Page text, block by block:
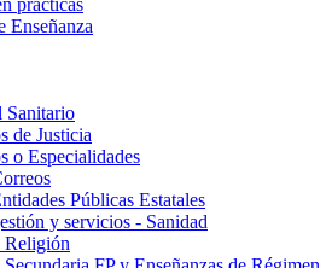
Enseñanza
Sanitario
de Justicia
o Especialidades
Públicas Estatales
y servicios - Sanidad
Religión